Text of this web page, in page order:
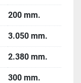
200 mm.
3.050 mm.
2.380 mm.
300 mm.